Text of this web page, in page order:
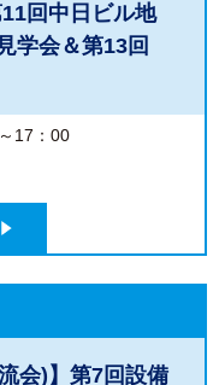
回中日ビル地
学会＆第13回
17：00
会)】第7回設備